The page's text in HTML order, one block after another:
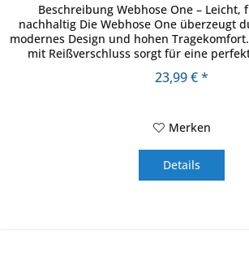
Beschreibung Webhose One –
nachhaltig Die Webhose One überzeugt
modernes Design und hohen
mit Reißverschluss sorgt für eine
23,99 € *
Merken
Details